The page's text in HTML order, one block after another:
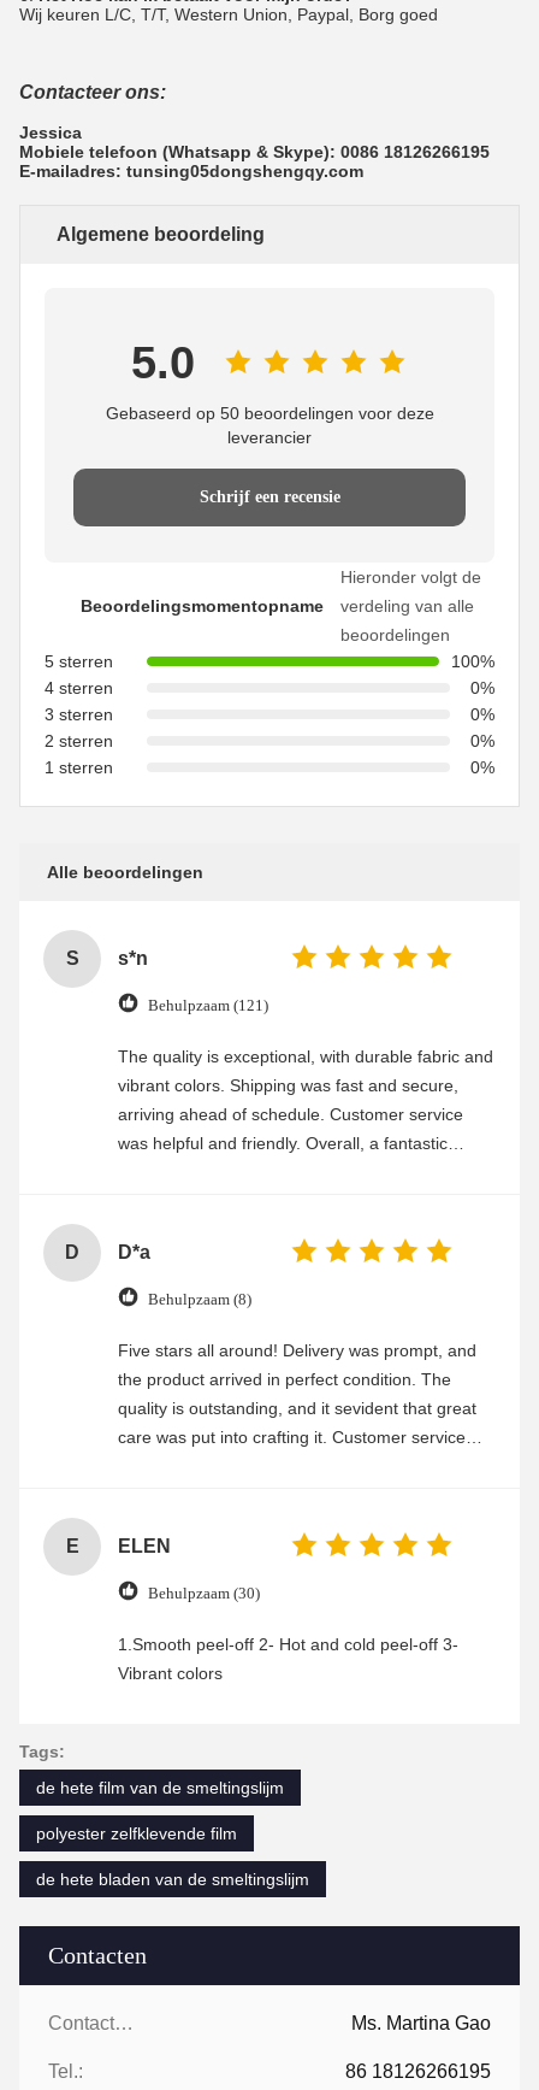
Contacten
Contacten: Ms. Martina Gao
Tel.: 86 18126266195
Wij keuren L/C, T/T, Western Union, Paypal, Borg goed
Contacteer ons:
Jessica
Mobiele telefoon (Whatsapp & Skype): 0086 18126266195
E-mailadres: tunsing05dongshengqy.com
Algemene beoordeling
5.0
Gebaseerd op 50 beoordelingen voor deze
leverancier
Schrijf een recensie
Beoordelingsmomentopname
Hieronder volgt de
verdeling van alle
beoordelingen
5 sterren
100%
4 sterren
0%
3 sterren
0%
2 sterren
0%
1 sterren
0%
Alle beoordelingen
S s*n
Behulpzaam (121)
The quality is exceptional, with durable fabric and
vibrant colors. Shipping was fast and secure,
arriving ahead of schedule. Customer service
was helpful and friendly. Overall, a fantastic
D D*a
Behulpzaam (8)
Five stars all around! Delivery was prompt, and
the product arrived in perfect condition. The
quality is outstanding, and it sevident that great
care was put into crafting it. Customer service
E ELEN
Behulpzaam (30)
1.Smooth peel-off 2- Hot and cold peel-off 3-
Vibrant colors
Tags:
de hete film van de smeltingslijm
polyester zelfklevende film
de hete bladen van de smeltingslijm